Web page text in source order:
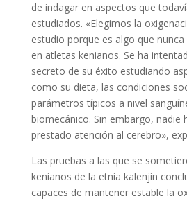
de indagar en aspectos que
estudiados. «Elegimos la
estudio porque es algo que
en atletas kenianos. Se ha
secreto de su éxito estudiando
como su dieta, las condiciones
parámetros típicos a nivel
biomecánico. Sin embargo, nadie
prestado atención al cerebro»,
Las pruebas a las que se
kenianos de la etnia kalenjin
capaces de mantener estable la